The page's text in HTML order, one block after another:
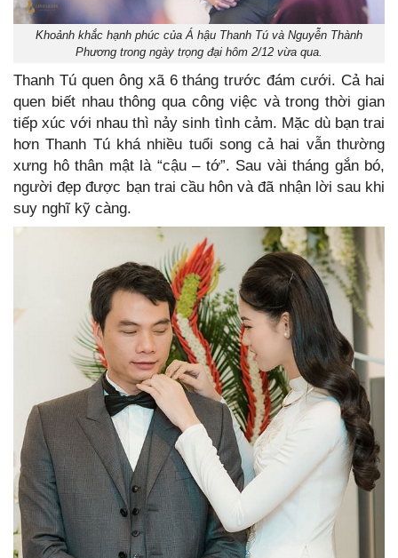
Khoảnh khắc hạnh phúc của Á hậu Thanh Tú và Nguyễn Thành
Phương trong ngày trọng đại hôm 2/12 vừa qua.
Thanh Tú quen ông xã 6 tháng trước đám cưới. Cả hai
quen biết nhau thông qua công việc và trong thời gian
tiếp xúc với nhau thì nảy sinh tình cảm. Mặc dù bạn trai
hơn Thanh Tú khá nhiều tuổi song cả hai vẫn thường
xưng hô thân mật là “cậu – tớ”. Sau vài tháng gắn bó,
người đẹp được bạn trai cầu hôn và đã nhận lời sau khi
suy nghĩ kỹ càng.